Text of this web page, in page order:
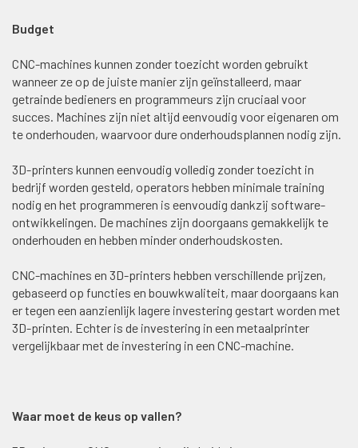
Budget
CNC-machines kunnen zonder toezicht worden gebruikt
wanneer ze op de juiste manier zijn geïnstalleerd, maar
getrainde bedieners en programmeurs zijn cruciaal voor
succes. Machines zijn niet altijd eenvoudig voor eigenaren om
te onderhouden, waarvoor dure onderhoudsplannen nodig zijn.
3D-printers kunnen eenvoudig volledig zonder toezicht in
bedrijf worden gesteld, operators hebben minimale training
nodig en het programmeren is eenvoudig dankzij software-
ontwikkelingen. De machines zijn doorgaans gemakkelijk te
onderhouden en hebben minder onderhoudskosten.
CNC-machines en 3D-printers hebben verschillende prijzen,
gebaseerd op functies en bouwkwaliteit, maar doorgaans kan
er tegen een aanzienlijk lagere investering gestart worden met
3D-printen. Echter is de investering in een metaalprinter
vergelijkbaar met de investering in een CNC-machine.
Waar moet de keus op vallen?